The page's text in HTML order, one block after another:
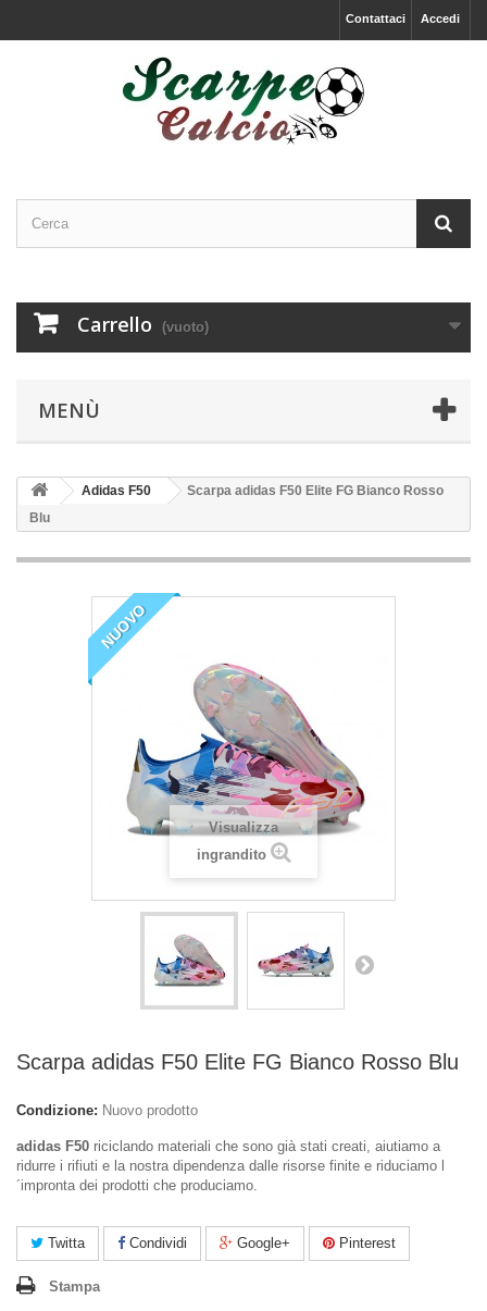
Accedi
Contattaci
Carrello (vuoto)
MENÙ
Adidas F50
Scarpa adidas F50 Elite FG Bianco Rosso
Blu
NUOVO
Visualizza
ingrandito
Scarpa adidas F50 Elite FG Bianco Rosso Blu
Condizione: Nuovo prodotto
adidas F50 riciclando materiali che sono già stati creati, aiutiamo a
ridurre i rifiuti e la nostra dipendenza dalle risorse finite e riduciamo l
´impronta dei prodotti che produciamo.
Twitta Condividi Google+ Pinterest
Stampa